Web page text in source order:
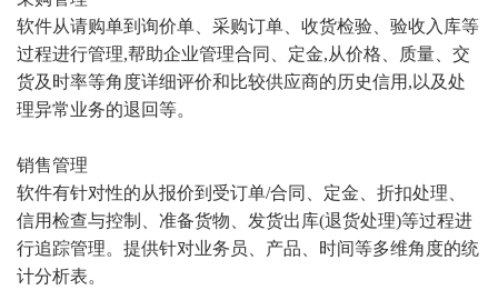
软件从请购单到询价单、采购订单、收货检验、验收入库等
过程进行管理,帮助企业管理合同、定金,从价格、质量、交
货及时率等角度详细评价和比较供应商的历史信用,以及处
理异常业务的退回等。
销售管理
软件有针对性的从报价到受订单/合同、定金、折扣处理、
信用检查与控制、准备货物、发货出库(退货处理)等过程进
行追踪管理。提供针对业务员、产品、时间等多维角度的统
计分析表。